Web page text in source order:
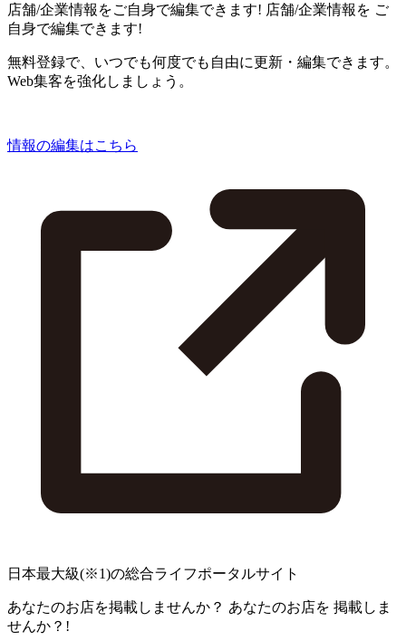
店舗/企業情報をご自身で編集できます! 店舗/企業情報を ご
自身で編集できます!
無料登録で、いつでも何度でも自由に更新・編集できます。
Web集客を強化しましょう。
情報の編集はこちら
日本最大級(※1)の総合ライフポータルサイト
あなたのお店を掲載しませんか？ あなたのお店を 掲載しま
せんか？!